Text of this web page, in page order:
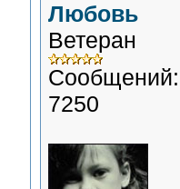
Любовь
Ветеран
Сообщений:
7250